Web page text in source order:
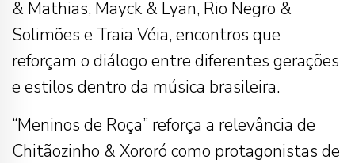
& Mathias, Mayck & Lyan, Rio Negro &
Solimões e Traia Véia, encontros que
reforçam o diálogo entre diferentes gerações
e estilos dentro da música brasileira.
“Meninos de Roça” reforça a relevância de
Chitãozinho & Xororó como protagonistas de